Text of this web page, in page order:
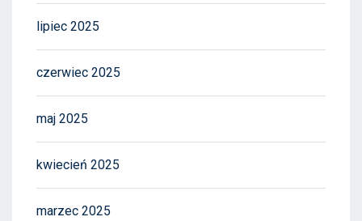
lipiec 2025
czerwiec 2025
maj 2025
kwiecień 2025
marzec 2025